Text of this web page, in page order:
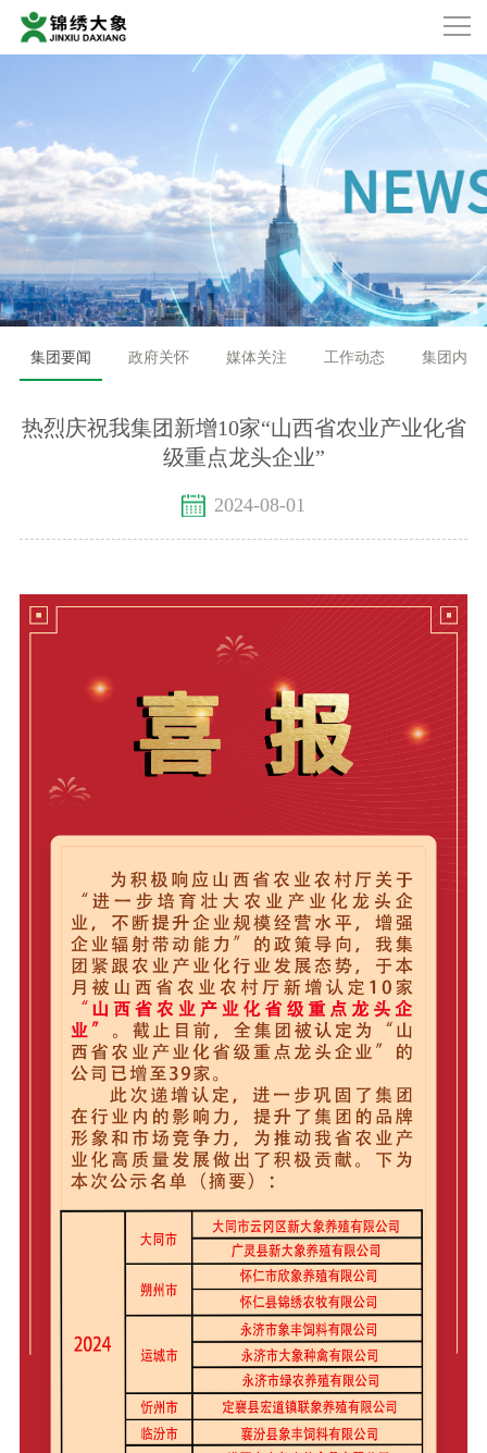
集团要闻 政府关怀 媒体关注 工作动态 集团内刊
热烈庆祝我集团新增10家“山西省农业产业化省
级重点龙头企业”
2024-08-01